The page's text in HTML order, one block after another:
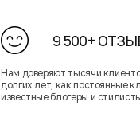
9 500+
Нам доверяют тысячи
долгих лет, как постоянные
известные блогеры и